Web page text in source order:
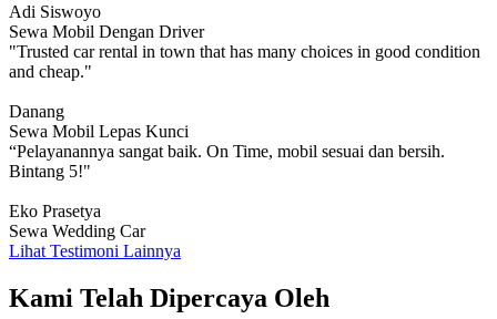
Adi Siswoyo
Sewa Mobil Dengan Driver
"Trusted car rental in town that has many choices in good condition
and cheap."
Danang
Sewa Mobil Lepas Kunci
“Pelayanannya sangat baik. On Time, mobil sesuai dan bersih.
Bintang 5!"
Eko Prasetya
Sewa Wedding Car
Lihat Testimoni Lainnya
Kami Telah Dipercaya Oleh